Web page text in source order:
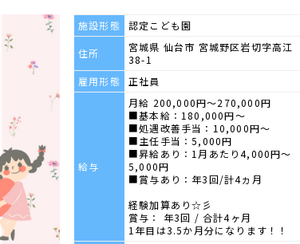
施設形態 認定こども園
住所
宮城県 仙台市 宮城野区岩切字高江
38-1
雇用形態
正社員
給与
月給 200,000円～270,000円
■基本給：180,000円～
■処遇改善手当：10,000円～
■主任手当：5,000円
■昇給あり：1月あたり4,000円～
5,000円
■賞与あり：年3回/計4ヵ月
経験加算あり☆彡
賞与： 年3回 / 合計4ヶ月
1年目は3.5か月分になります！！